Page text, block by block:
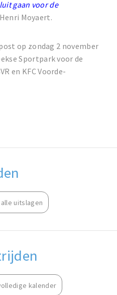
gaan voor de
Moyaert.
op zondag 2 november
Sportpark voor de
en KFC Voorde-
uitslagen
kalender